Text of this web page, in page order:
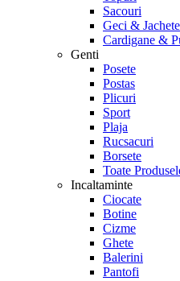
Sacouri
Geci & Jachete
Cardigane &
Genti
Posete
Postas
Plicuri
Sport
Plaja
Rucsacuri
Borsete
Toate
Incaltaminte
Ciocate
Botine
Cizme
Ghete
Balerini
Pantofi